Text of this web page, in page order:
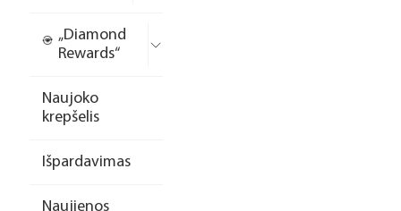
„Diamond
Rewards“
Naujoko
krepšelis
Išpardavimas
Naujienos